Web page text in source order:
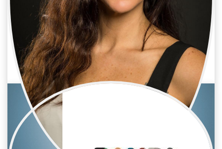
Beatriz Pantaleón
Cine / Reparto
Actriz